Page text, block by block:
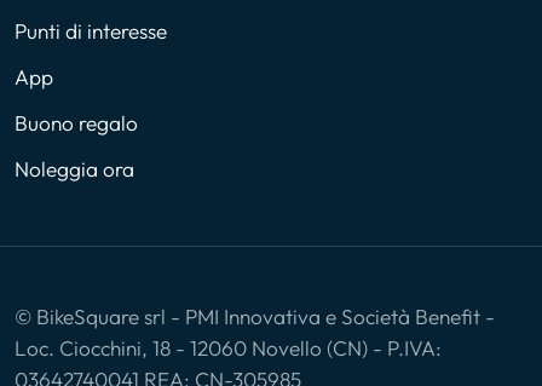
Punti di interesse
App
Buono regalo
Noleggia ora
© BikeSquare srl - PMI Innovativa e Società Benefit -
Loc. Ciocchini, 18 - 12060 Novello (CN) - P.IVA:
03642740041 REA: CN-305985